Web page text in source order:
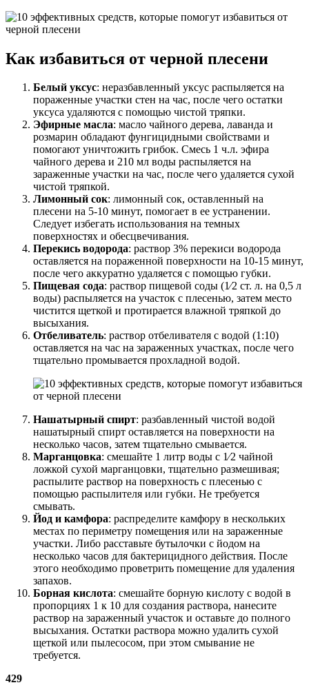
Как избавиться от черной плесени
Белый уксус: неразбавленный уксус распыляется на
пораженные участки стен на час, после чего остатки
уксуса удаляются с помощью чистой тряпки.
Эфирные масла: масло чайного дерева, лаванда и
розмарин обладают фунгицидными свойствами и
помогают уничтожить грибок. Смесь 1 ч.л. эфира
чайного дерева и 210 мл воды распыляется на
зараженные участки на час, после чего удаляется сухой
чистой тряпкой.
Лимонный сок: лимонный сок, оставленный на
плесени на 5-10 минут, помогает в ее устранении.
Следует избегать использования на темных
поверхностях и обесцвечивания.
Перекись водорода: раствор 3% перекиси водорода
оставляется на пораженной поверхности на 10-15 минут,
после чего аккуратно удаляется с помощью губки.
Пищевая сода: раствор пищевой соды (1⁄2 ст. л. на 0,5 л
воды) распыляется на участок с плесенью, затем место
чистится щеткой и протирается влажной тряпкой до
высыхания.
Отбеливатель: раствор отбеливателя с водой (1:10)
оставляется на час на зараженных участках, после чего
тщательно промывается прохладной водой.
Нашатырный спирт: разбавленный чистой водой
нашатырный спирт оставляется на поверхности на
несколько часов, затем тщательно смывается.
Марганцовка: смешайте 1 литр воды с 1⁄2 чайной
ложкой сухой марганцовки, тщательно размешивая;
распылите раствор на поверхность с плесенью с
помощью распылителя или губки. Не требуется
смывать.
Йод и камфора: распределите камфору в нескольких
местах по периметру помещения или на зараженные
участки. Либо расставьте бутылочки с йодом на
несколько часов для бактерицидного действия. После
этого необходимо проветрить помещение для удаления
запахов.
Борная кислота: смешайте борную кислоту с водой в
пропорциях 1 к 10 для создания раствора, нанесите
раствор на зараженный участок и оставьте до полного
высыхания. Остатки раствора можно удалить сухой
щеткой или пылесосом, при этом смывание не
требуется.
429